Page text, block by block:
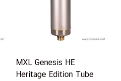
MXL Genesis HE
Heritage Edition Tube